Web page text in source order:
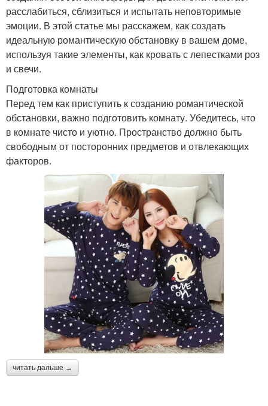
расслабиться, сблизиться и испытать неповторимые
эмоции. В этой статье мы расскажем, как создать
идеальную романтическую обстановку в вашем доме,
используя такие элементы, как кровать с лепестками роз
и свечи.
Подготовка комнаты
Перед тем как приступить к созданию романтической
обстановки, важно подготовить комнату. Убедитесь, что
в комнате чисто и уютно. Пространство должно быть
свободным от посторонних предметов и отвлекающих
факторов.
читать дальше →